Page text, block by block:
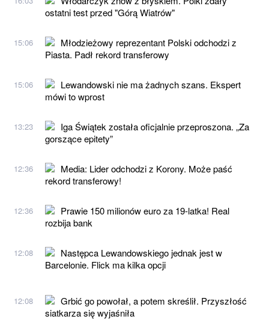
ostatni test przed "Górą Wiatrów"
15:06
Młodzieżowy reprezentant Polski odchodzi z
Piasta. Padł rekord transferowy
15:06
Lewandowski nie ma żadnych szans. Ekspert
mówi to wprost
13:23
Iga Świątek została oficjalnie przeproszona. „Za
gorszące epitety”
12:36
Media: Lider odchodzi z Korony. Może paść
rekord transferowy!
12:36
Prawie 150 milionów euro za 19-latka! Real
rozbija bank
12:08
Następca Lewandowskiego jednak jest w
Barcelonie. Flick ma kilka opcji
12:08
Grbić go powołał, a potem skreślił. Przyszłość
siatkarza się wyjaśniła